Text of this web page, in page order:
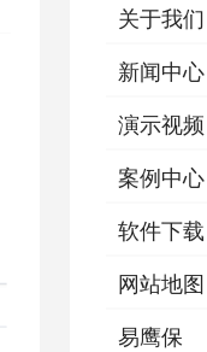
关于我们
新闻中心
演示视频
案例中心
软件下载
网站地图
易鹰保